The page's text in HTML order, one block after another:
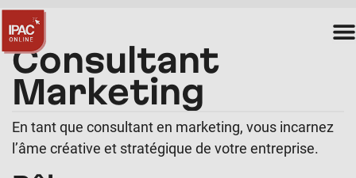
Consultant
Marketing
En tant que consultant en marketing, vous incarnez
l’âme créative et stratégique de votre entreprise.